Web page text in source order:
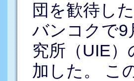
団を歓待し
バンコクで9
究所（UIE
加した。 こ